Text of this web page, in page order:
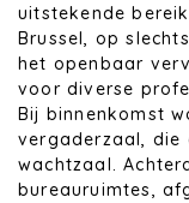
uitstekende
Brussel, op
het openbaar
voor diverse
Bij binnenkomst
vergaderzaal, die
wachtzaal.
bureauruimtes,